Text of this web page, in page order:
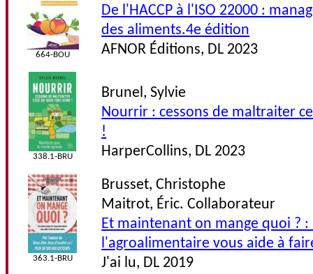
664-BOU
De l'HACCP à l'ISO 22000 :
des aliments.4e édition
AFNOR Éditions, DL 2023
338.1-BRU
Brunel, Sylvie
Nourrir : cessons de maltraiter
!
HarperCollins, DL 2023
363.1-BRU
Brusset, Christophe
Maitrot, Éric. Collaborateur
Et maintenant on mange quoi ?
l'agroalimentaire vous aide à
J'ai lu, DL 2019